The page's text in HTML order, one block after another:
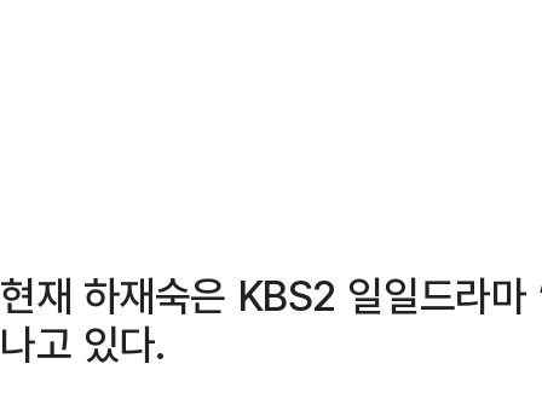
현재 하재숙은 KBS2 일일드라마
나고 있다.